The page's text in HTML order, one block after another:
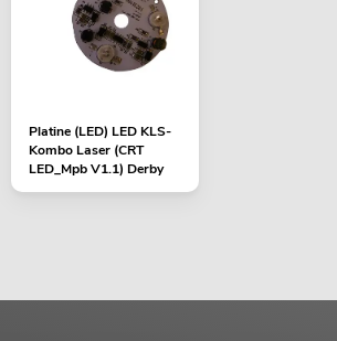
No. 20000451
Bestand reicht ca. 12 Wo.
Platine (LED) LED KLS-
Kombo Laser (CRT
LED_Mpb V1.1) Derby